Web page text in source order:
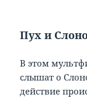
Пух и
В этом
слышат о
действие